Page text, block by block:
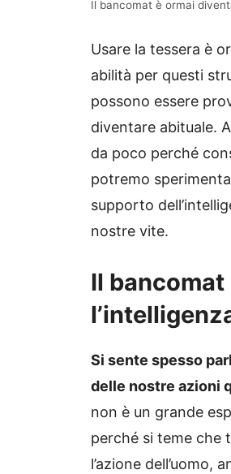
Il bancomat è ormai
Usare la tessera è
abilità per questi
possono essere
diventare abituale.
da poco perché
potremo
supporto
nostre vite.
Il
Si sente spesso
delle nostre azioni
non è un grande
perché si teme che
l’azione dell’uomo,